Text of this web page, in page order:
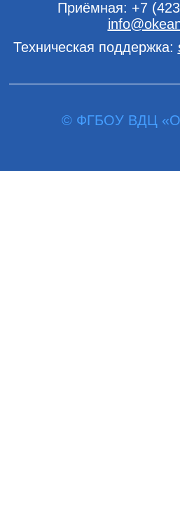
Приёмная: +7
Техническая поддержка:
© ФГБОУ ВДЦ